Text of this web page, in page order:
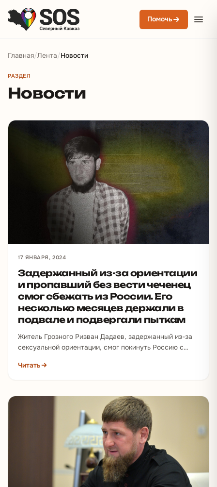
Помочь
Главная/Лента/Новости
РАЗДЕЛ
Новости
17 ЯНВАРЯ, 2024
Задержанный из-за ориентации
и пропавший без вести чеченец
смог сбежать из России. Его
несколько месяцев держали в
подвале и подвергали пыткам
Житель Грозного Ризван Дадаев, задержанный из-за
сексуальной ориентации, смог покинуть Россию с
года в интернете…
Читать